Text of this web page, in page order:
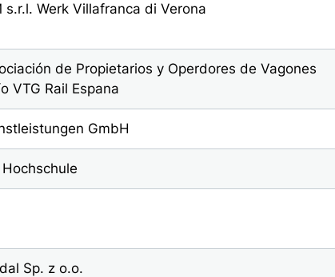
s.r.l. Werk Villafranca di Verona
de Propietarios y Operdores de Vagones
VTG Rail Espana
GmbH
Sp. z o.o.